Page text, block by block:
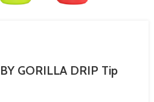
GORILLA DRIP Tip